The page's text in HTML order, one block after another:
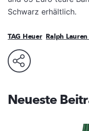
Schwarz erhältlich.
TAG Heuer Ralph
Neueste